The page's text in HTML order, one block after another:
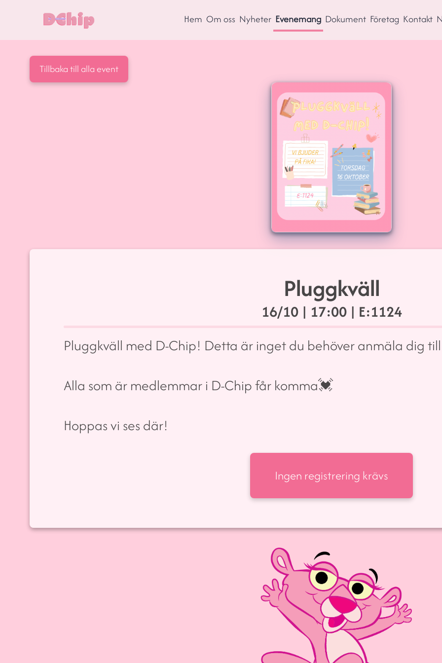
Hem Om oss Nyheter Evenemang Dokument Företag Kontakt
Tillbaka till alla event
Pluggkväll
16/10 | 17:00 | E:1124
Pluggkväll med D-Chip! Detta är inget du behöver anmäla dig
Alla som är medlemmar i D-Chip får komma💓
Hoppas vi ses där!
Ingen registrering krävs